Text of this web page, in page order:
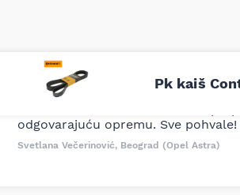
Pk kaiš
Uporedila sam sve moguće online
definitivno najbolje cene su ovde.
odgovarajuću opremu. Sve pohvale!
Svetlana Večerinović, Beograd (Opel Astra)